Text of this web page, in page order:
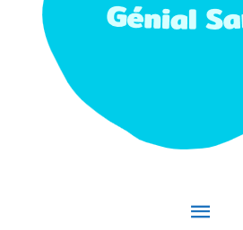
Menu